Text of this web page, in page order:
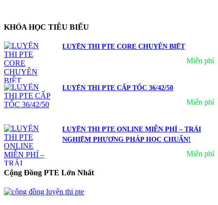
KHÓA HỌC TIÊU BIỂU
LUYỆN THI PTE CORE CHUYÊN BIỆT
Miễn phí
LUYỆN THI PTE CẤP TỐC 36/42/50
Miễn phí
LUYỆN THI PTE ONLINE MIỄN PHÍ – TRẢI
NGHIỆM PHƯƠNG PHÁP HỌC CHUẨN!
Miễn phí
Cộng Đồng PTE Lớn Nhất